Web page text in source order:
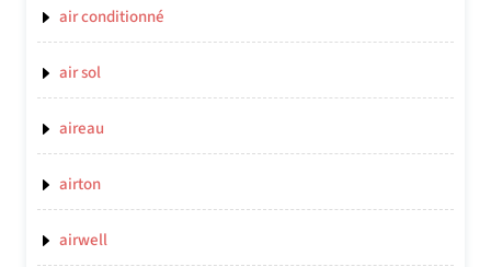
air conditionné
air sol
aireau
airton
airwell